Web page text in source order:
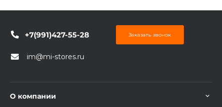
+7(991)427-55-28 Заказать звонок
im@mi-stores.ru
О компании